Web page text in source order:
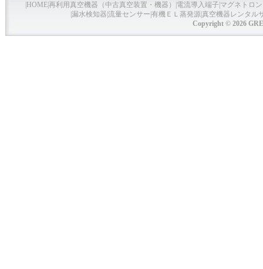
HOME再利用真空機器（中古真空装置・機器） 電流導入端子 マグネトロ
漏水検知器 流量センサー 有機ＥＬ蒸発源真空機器レンタル
Copyright © 2026